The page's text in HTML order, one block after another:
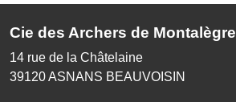
Cie des Archers de Montalègre
14 rue de la Châtelaine
39120ASNANS BEAUVOISIN